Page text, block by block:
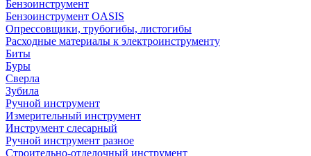
Бензоинструмент
Бензоинструмент OASIS
Опрессовщики, трубогибы, листогибы
Расходные материалы к электроинструменту
Биты
Буры
Сверла
Зубила
Ручной инструмент
Измерительный инструмент
Инструмент слесарный
Ручной инструмент разное
Строительно-отделочный инструмент